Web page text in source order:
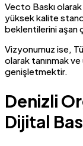
Vecto Baskı
yüksek kalite
beklentilerini aşan
Vizyonumuz ise,
olarak tanınmak
genişletmektir.
Denizli
Dijital